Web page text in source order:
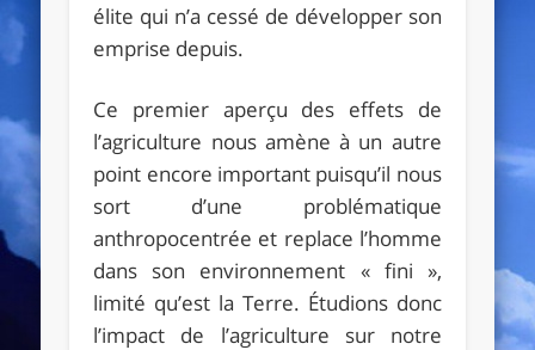
élite qui n’a cessé de développer son
emprise depuis.
Ce premier aperçu des effets de
l’agriculture nous amène à un autre
point encore important puisqu’il nous
sort d’une problématique
anthropocentrée et replace l’homme
dans son environnement « fini »,
limité qu’est la Terre. Étudions donc
l’impact de l’agriculture sur notre